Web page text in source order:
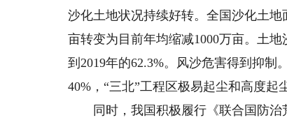
沙化土地状况持续好转。全国沙化土
亩转变为目前年均缩减1000万亩。土
到2019年的62.3%。风沙危害得到抑制
40%，“三北”工程区极易起尘和高度起
同时，我国积极履行《联合国防治